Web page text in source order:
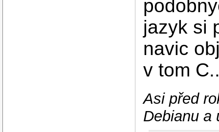
jazyk si
navic
v tom
Asi před
Debianu a